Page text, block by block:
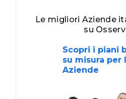
Le migliori Aziende
su
Scopri i piani
su misura per
Aziende